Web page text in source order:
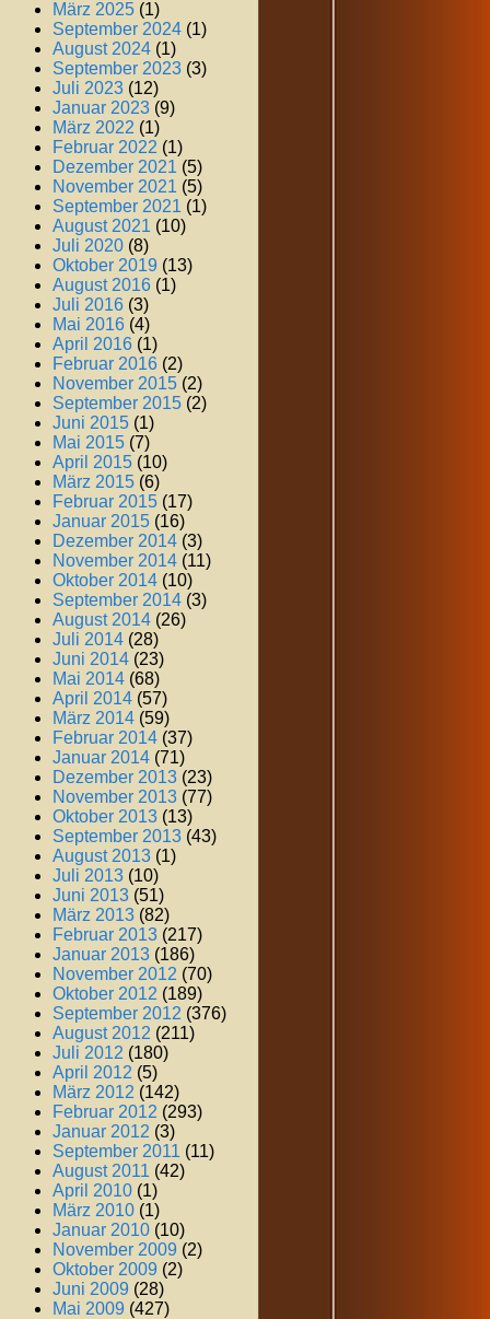
März 2025 (1)
September 2024 (1)
August 2024 (1)
September 2023 (3)
Juli 2023 (12)
Januar 2023 (9)
März 2022 (1)
Februar 2022 (1)
Dezember 2021 (5)
November 2021 (5)
September 2021 (1)
August 2021 (10)
Juli 2020 (8)
Oktober 2019 (13)
August 2016 (1)
Juli 2016 (3)
Mai 2016 (4)
April 2016 (1)
Februar 2016 (2)
November 2015 (2)
September 2015 (2)
Juni 2015 (1)
Mai 2015 (7)
April 2015 (10)
März 2015 (6)
Februar 2015 (17)
Januar 2015 (16)
Dezember 2014 (3)
November 2014 (11)
Oktober 2014 (10)
September 2014 (3)
August 2014 (26)
Juli 2014 (28)
Juni 2014 (23)
Mai 2014 (68)
April 2014 (57)
März 2014 (59)
Februar 2014 (37)
Januar 2014 (71)
Dezember 2013 (23)
November 2013 (77)
Oktober 2013 (13)
September 2013 (43)
August 2013 (1)
Juli 2013 (10)
Juni 2013 (51)
März 2013 (82)
Februar 2013 (217)
Januar 2013 (186)
November 2012 (70)
Oktober 2012 (189)
September 2012 (376)
August 2012 (211)
Juli 2012 (180)
April 2012 (5)
März 2012 (142)
Februar 2012 (293)
Januar 2012 (3)
September 2011 (11)
August 2011 (42)
April 2010 (1)
März 2010 (1)
Januar 2010 (10)
November 2009 (2)
Oktober 2009 (2)
Juni 2009 (28)
Mai 2009 (427)